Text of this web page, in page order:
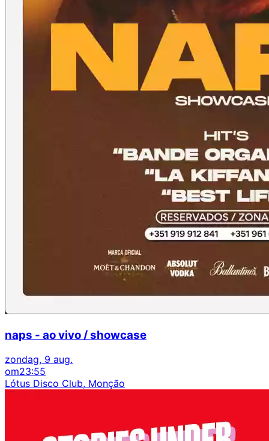
naps - ao vivo / showcase
zondag, 9 aug.
om23:55
Lótus Disco Club, Monção